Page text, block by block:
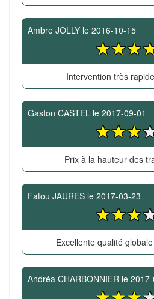
Ambre JOLLY le 2016-10-15
Intervention très
Gaston CASTEL le 2017-09-01
Prix à la hauteur des
Fatou JAURES le 2017-03-23
Excellente qualité
Andréa CHARBONNIER le